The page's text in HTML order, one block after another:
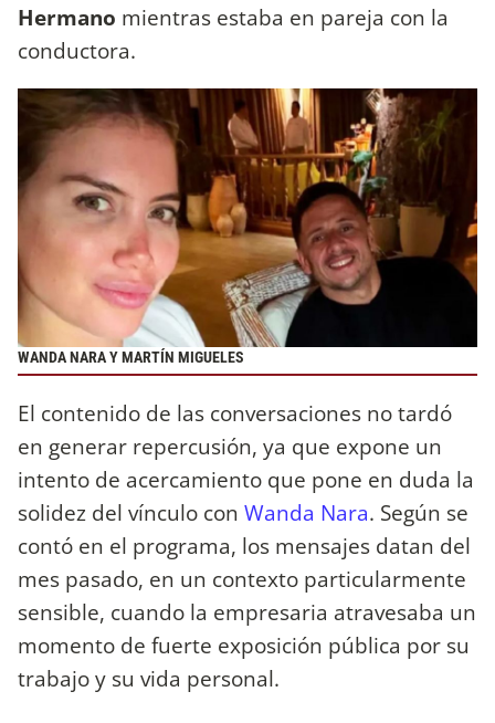
Hermano mientras estaba en pareja con la
conductora.
WANDA NARA Y MARTÍN MIGUELES
El contenido de las conversaciones no tardó
en generar repercusión, ya que expone un
intento de acercamiento que pone en duda la
solidez del vínculo con Wanda Nara. Según se
contó en el programa, los mensajes datan del
mes pasado, en un contexto particularmente
sensible, cuando la empresaria atravesaba un
momento de fuerte exposición pública por su
trabajo y su vida personal.